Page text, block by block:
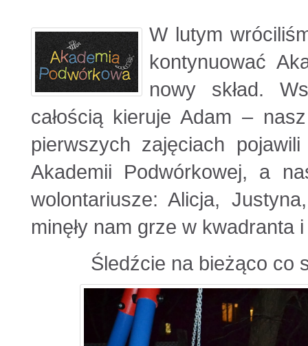
W lutym
kontynuować
nowy skład.
całością kieruje Adam –
pierwszych zajęciach
Akademii Podwórkowej, a
wolontariusze: Alicja,
minęły nam grze w kwadranta
Śledźcie na bieżąco co